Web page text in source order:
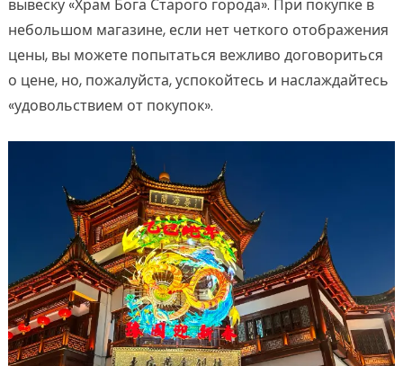
вывеску «Храм Бога Старого города». При покупке в
небольшом магазине, если нет четкого отображения
цены, вы можете попытаться вежливо договориться
о цене, но, пожалуйста, успокойтесь и наслаждайтесь
«удовольствием от покупок».